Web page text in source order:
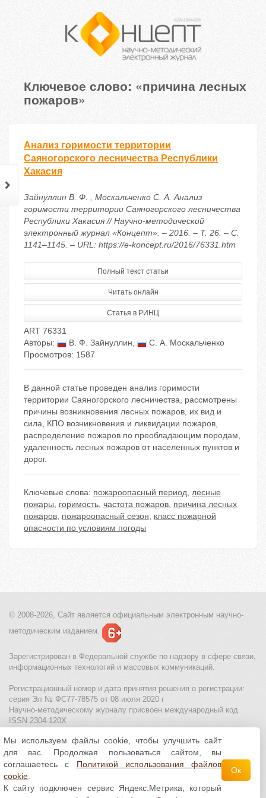
Ключевое слово: «причина лесных
пожаров»
Анализ горимости территории
Саяногорского лесничества Республики
Хакасия
Зайнуллин В. Ф. , Москальченко С. А. Анализ
горимости территории Саяногорского лесничества
Республики Хакасия // Научно-методический
электронный журнал «Концепт». – 2016. – Т. 26. – С.
1141–1145. – URL: https://e-koncept.ru/2016/76331.htm
Полный текст статьи
Читать онлайн
Статья в РИНЦ
ART 76331
Авторы:
В. Ф. Зайнуллин,
С. А. Москальченко
Просмотров: 1587
В данной статье проведен анализ горимости
территории Саяногорского лесничества, рассмотрены
причины возникновения лесных пожаров, их вид и
сила, КПО возникновения и ликвидации пожаров,
распределение пожаров по преобладающим породам,
удаленность лесных пожаров от населенных пунктов и
дорог.
Ключевые слова: пожароопасный период, лесные
пожары, горимость, частота пожаров, причина лесных
пожаров, пожароопасный сезон, класс пожарной
опасности по условиям погоды
© 2008-2026, Сайт является официальным электронным научно-
методическим изданием.
Зарегистрирован в Федеральной службе по надзору в сфере связи,
информационных технологий и массовых коммуникаций.
Регистрационный номер и дата принятия решения о регистрации:
серия Эл № ФС77-78575 от 08 июля 2020 г
Научно-методическому журналу присвоен международный код
ISSN 2304-120X
МЦИТО|Школьные олимпиады и онлайн конкурсы для детей
Политика использования файлов cookie| Политика обработки и
защиты персональных данных
Все материалы доступны полицензии Creative
Commons С указанием авторства 4.0 Всемирная
Мы используем файлы cookie, чтобы улучшить сайт
для вас. Продолжая пользоваться сайтом, вы
соглашаетесь с Политикой использования файлов
cookie
К сайту подключен сервис Яндекс.Метрика, который
Ок